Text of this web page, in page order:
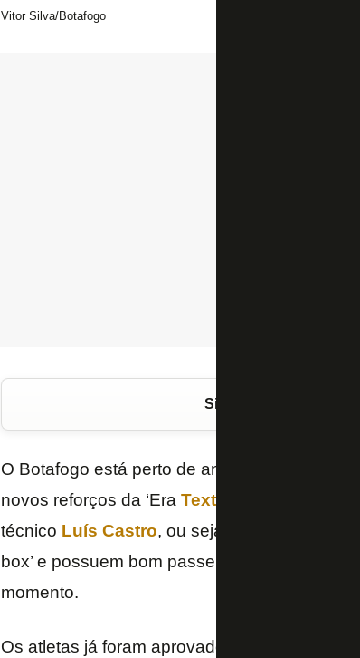
Vitor Silva/Botafogo
Siga o FogãoNET
O Botafogo está perto de anunciar
novos reforços da ‘Era Textor
técnico Luís Castro, ou seja, propõem o
box’ e possuem bom passe. Características
momento.
Os atletas já foram aprovados em exames